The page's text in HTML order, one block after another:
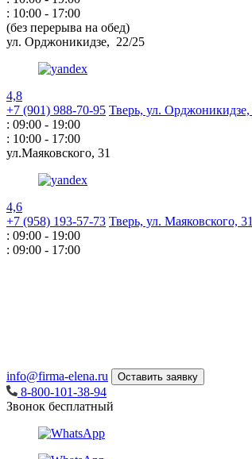
: 10:00 - 17:00
(без перерыва на обед)
ул. Орджоникидзе, 22/25
4,8
+7 (901) 988-70-95 Тверь, ул. Орджоникидзе,
: 09:00 - 19:00
: 10:00 - 17:00
ул.Маяковского, 31
4,6
+7 (958) 193-57-73 Тверь, ул. Маяковского, 31
: 09:00 - 19:00
: 09:00 - 17:00
info@firma-elena.ru Оставить заявку
8-800-101-38-94
Звонок бесплатный